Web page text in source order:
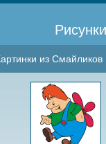
из Смайликов